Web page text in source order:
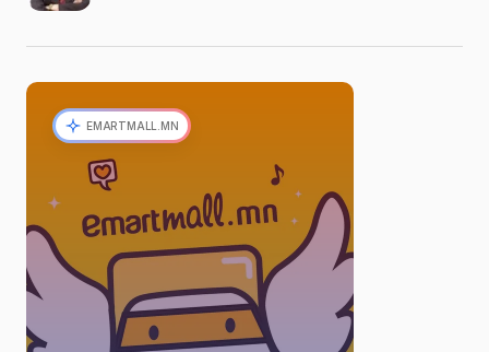
EMARTMALL.MN